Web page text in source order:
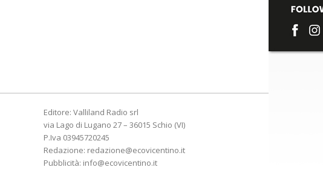
Editore: Valliland Radio srl
via Lago di Lugano 27 – 36015 Schio (VI)
P.Iva 03945720245
Redazione: redazione@ecovicentino.it
Pubblicità: info@ecovicentino.it